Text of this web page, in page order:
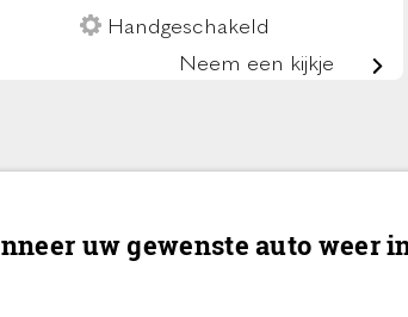
Handgeschakeld
Neem een kijkje
uw gewenste auto weer